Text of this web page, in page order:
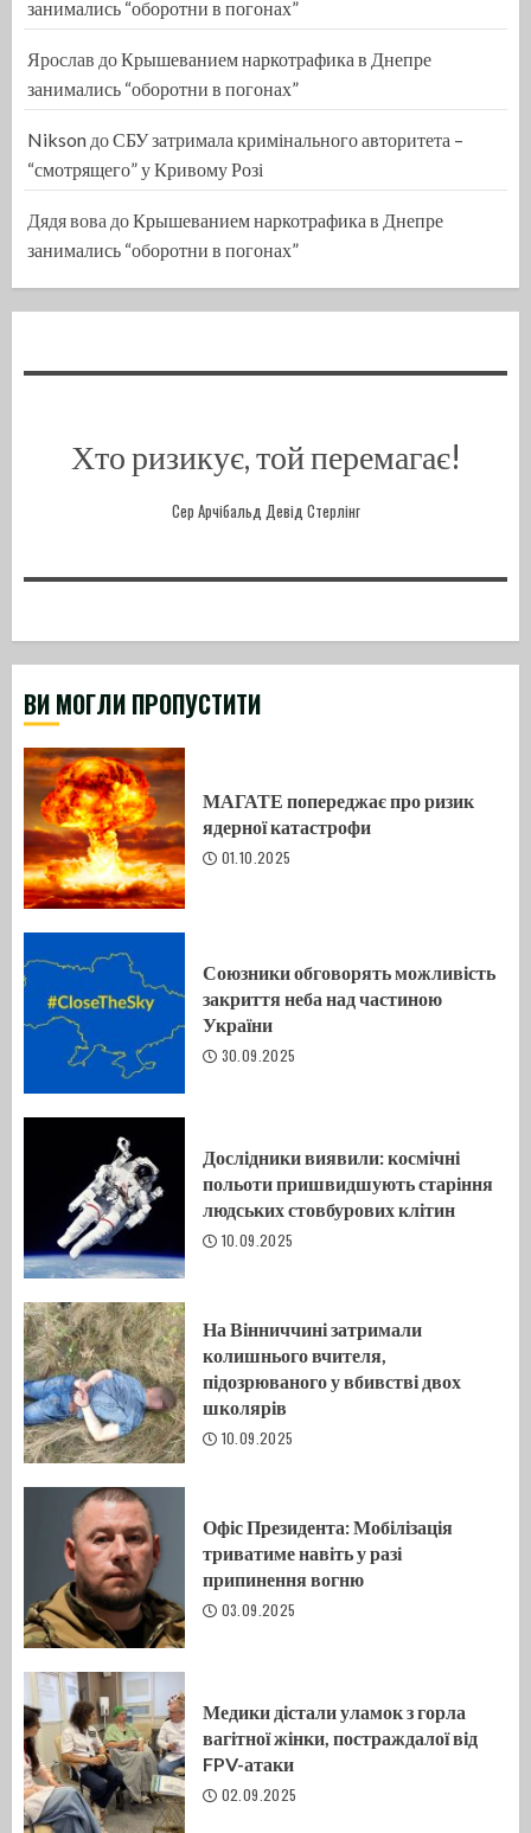
занимались “оборотни в погонах”
Ярослав доКрышеванием наркотрафика в Днепре
занимались “оборотни в погонах”
Nikson доСБУ затримала кримінального авторитета –
“смотрящего” у Кривому Розі
Дядя вова доКрышеванием наркотрафика в Днепре
занимались “оборотни в погонах”
Хто ризикує, той перемагає!
Сер Арчібальд Девід Стерлінг
ВИ МОГЛИ ПРОПУСТИТИ
МАГАТЕ попереджає про ризик
ядерної катастрофи
01.10.2025
Союзники обговорять можливість
закриття неба над частиною
України
30.09.2025
Дослідники виявили: космічні
польоти пришвидшують старіння
людських стовбурових клітин
10.09.2025
На Вінниччині затримали
колишнього вчителя,
підозрюваного у вбивстві двох
школярів
10.09.2025
Офіс Президента: Мобілізація
триватиме навіть у разі
припинення вогню
03.09.2025
Медики дістали уламок з горла
вагітної жінки, постраждалої від
FPV-атаки
02.09.2025